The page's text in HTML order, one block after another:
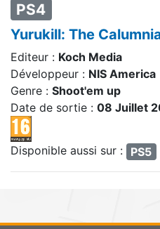
PS4
Yurukill: The
Editeur : Koch Media
Développeur : NIS America
Genre : Shoot'em up
Date de sortie : 08 Juillet
Disponible aussi sur : PS5